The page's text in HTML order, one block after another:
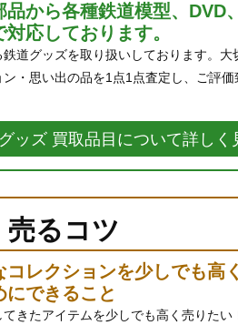
品から各種鉄道模型、DVD
対応しております。
鉄道グッズを取り扱いしております。大
ン・思い出の品を1点1点査定し、ご評価
ッズ 買取品目について詳しく
売るコツ
コレクションを少しでも高
にできること
てきたアイテムを少しでも高く売りたい